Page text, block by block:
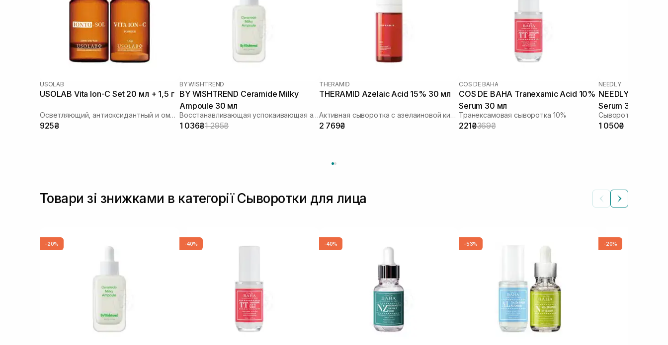
USOLAB
USOLAB Vita Ion-C Set 20 мл + 1,5 г
Осветляющий, антиоксидантный и омолаживающий набор
925₴
BY WISHTREND
BY WISHTREND Ceramide Milky
Ampoule 30 мл
Восстанавливающая успокаивающая ампула для лица
1 036₴1 295₴
THERAMID
THERAMID Azelaic Acid 15% 30 мл
Активная сыворотка с азелаиновой кислотой
2 769₴
COS DE BAHA
COS DE BAHA Tranexamic Acid 10%
Serum 30 мл
Транексамовая сыворотка 10%
221₴369₴
NEEDLY
NEEDLY Azelaic
Serum 30 мл
1 050₴
Товари зі знижками в категорії Сыворотки для лица
-20% -40% -40% -53% -20%